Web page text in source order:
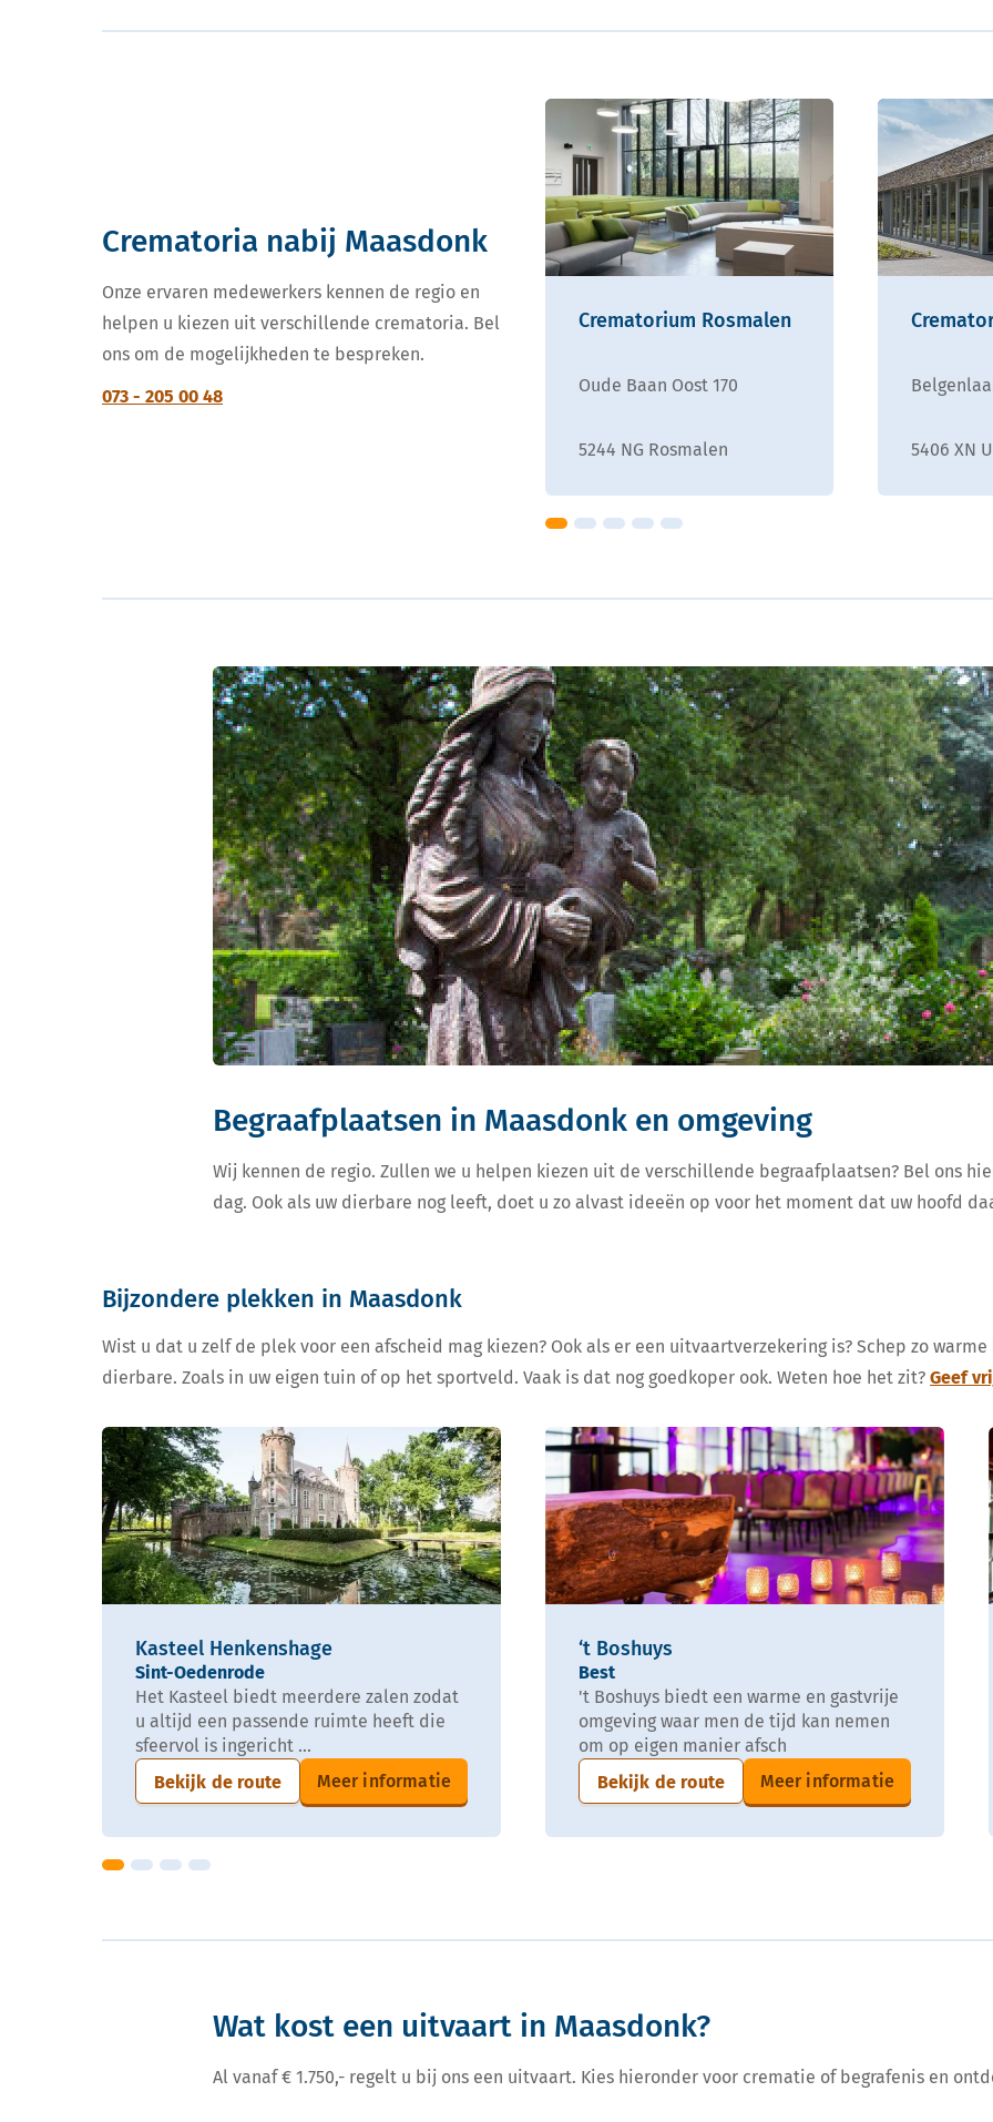
Crematoria nabij Maasdonk
Onze ervaren medewerkers kennen de regio en
helpen u kiezen uit verschillende crematoria. Bel
ons om de mogelijkheden te bespreken.
073 - 205 00 48
Crematorium Rosmalen
Oude Baan Oost 170
5244 NG Rosmalen 5406 XN
Begraafplaatsen in Maasdonk en omgeving
Wij kennen de regio. Zullen we u helpen kiezen uit de verschillende begraafplaatsen? Bel ons
dag. Ook als uw dierbare nog leeft, doet u zo alvast ideeën op voor het moment dat uw hoofd
Bijzondere plekken in Maasdonk
Wist u dat u zelf de plek voor een afscheid mag kiezen? Ook als er een uitvaartverzekering is? Schep zo
dierbare. Zoals in uw eigen tuin of op het sportveld. Vaak is dat nog goedkoper ook. Weten hoe het zit? Geef
Kasteel Henkenshage
Sint-Oedenrode
Het Kasteel biedt meerdere zalen zodat
u altijd een passende ruimte heeft die
sfeervol is ingericht ...
Bekijk de route
Meer informatie
‘t Boshuys
Best
't Boshuys biedt een warme en gastvrije
omgeving waar men de tijd kan nemen
om op eigen manier afsch
Bekijk de route
Meer informatie
Wat kost een uitvaart in Maasdonk?
Al vanaf € 1.750,- regelt u bij ons een uitvaart. Kies hieronder voor crematie of begrafenis en